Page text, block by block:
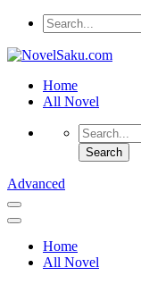
Home
All Novel
Advanced
Home
All Novel